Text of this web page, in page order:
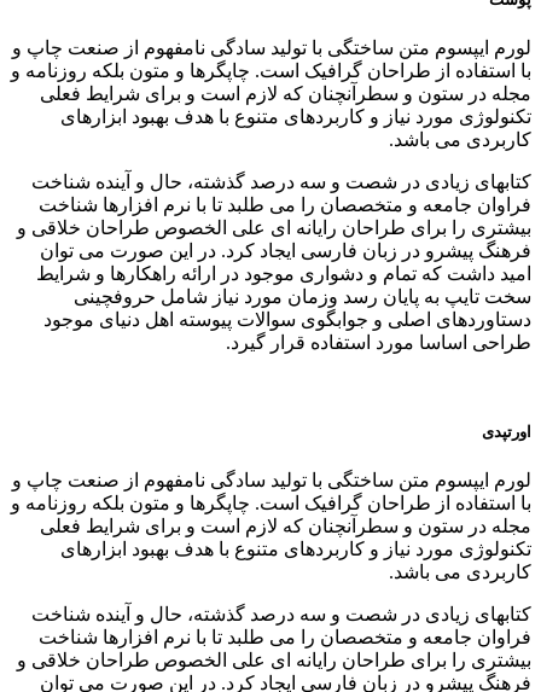
لورم ایپسوم متن ساختگی با تولید سادگی نامفهوم از صنعت چاپ و
با استفاده از طراحان گرافیک است. چاپگرها و متون بلکه روزنامه و
مجله در ستون و سطرآنچنان که لازم است و برای شرایط فعلی
تکنولوژی مورد نیاز و کاربردهای متنوع با هدف بهبود ابزارهای
کاربردی می باشد.
کتابهای زیادی در شصت و سه درصد گذشته، حال و آینده شناخت
فراوان جامعه و متخصصان را می طلبد تا با نرم افزارها شناخت
بیشتری را برای طراحان رایانه ای علی الخصوص طراحان خلاقی و
فرهنگ پیشرو در زبان فارسی ایجاد کرد. در این صورت می توان
امید داشت که تمام و دشواری موجود در ارائه راهکارها و شرایط
سخت تایپ به پایان رسد وزمان مورد نیاز شامل حروفچینی
دستاوردهای اصلی و جوابگوی سوالات پیوسته اهل دنیای موجود
طراحی اساسا مورد استفاده قرار گیرد.
اورتپدی
لورم ایپسوم متن ساختگی با تولید سادگی نامفهوم از صنعت چاپ و
با استفاده از طراحان گرافیک است. چاپگرها و متون بلکه روزنامه و
مجله در ستون و سطرآنچنان که لازم است و برای شرایط فعلی
تکنولوژی مورد نیاز و کاربردهای متنوع با هدف بهبود ابزارهای
کاربردی می باشد.
کتابهای زیادی در شصت و سه درصد گذشته، حال و آینده شناخت
فراوان جامعه و متخصصان را می طلبد تا با نرم افزارها شناخت
بیشتری را برای طراحان رایانه ای علی الخصوص طراحان خلاقی و
فرهنگ پیشرو در زبان فارسی ایجاد کرد. در این صورت می توان